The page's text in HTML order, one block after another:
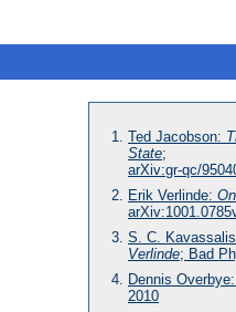
Ted Jacobson:
State;
arXiv:gr-qc/
Erik Verlinde:
S. C.
Verlinde; Bad
Dennis
2010